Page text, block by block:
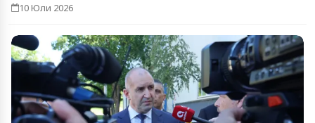
10 Юли 2026